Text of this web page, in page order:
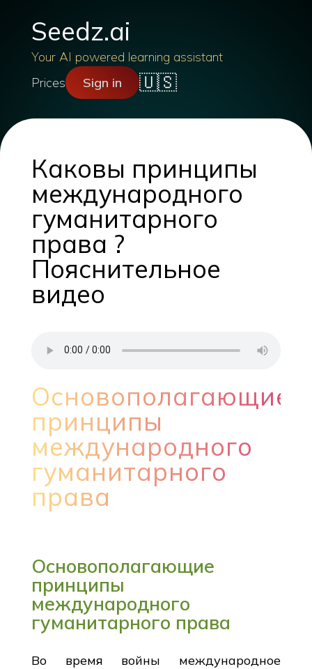
Seedz.ai
Your AI powered learning assistant
Prices
Sign in 🇺🇸
Каковы принципы
международного
гуманитарного
права ?
Пояснительное
видео
Основополагающие
принципы
международного
гуманитарного
права
Основополагающие
принципы
международного
гуманитарного права
Во время войны международное